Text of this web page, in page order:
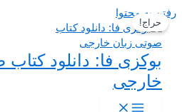
به محتوا
بوکزی فا: دانلود کتاب
خارجی
حراج!